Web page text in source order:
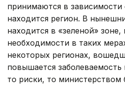
принимаются в зависимости
находится регион. В
находится в «зеленой» зоне,
необходимости в таких
некоторых регионах,
повышается
то риски, то